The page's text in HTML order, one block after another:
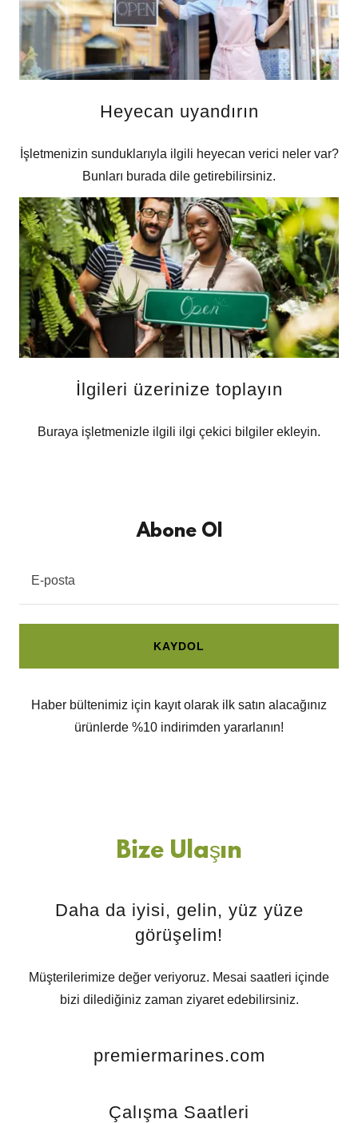
Heyecan uyandırın
İşletmenizin sunduklarıyla ilgili heyecan verici neler var?
Bunları burada dile getirebilirsiniz.
İlgileri üzerinize toplayın
Buraya işletmenizle ilgili ilgi çekici bilgiler ekleyin.
Abone Ol
E-posta
KAYDOL
Haber bültenimiz için kayıt olarak ilk satın alacağınız
ürünlerde %10 indirimden yararlanın!
Bize Ulaşın
Daha da iyisi, gelin, yüz yüze
görüşelim!
Müşterilerimize değer veriyoruz. Mesai saatleri içinde
bizi dilediğiniz zaman ziyaret edebilirsiniz.
premiermarines.com
Çalışma Saatleri